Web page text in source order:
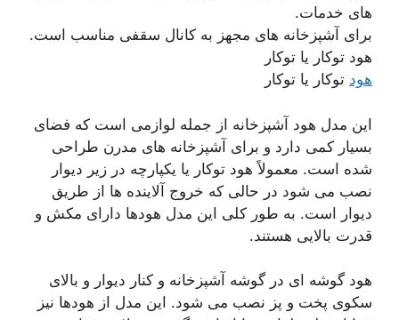
های خدمات.
برای آشپزخانه های مجهز به کانال سقفی مناسب است.
هود توکار یا توکار
هود توکار یا توکار
این مدل هود آشپزخانه از جمله لوازمی است که فضای
بسیار کمی دارد و برای آشپزخانه های مدرن طراحی
شده است. معمولاً هود توکار یا یکپارچه در زیر دیوار
نصب می شود در حالی که خروج آلاینده ها از طریق
دیوار است. به طور کلی این مدل هودها دارای مکش و
قدرت بالایی هستند.
هود گوشه ای در گوشه آشپزخانه و کنار دیوار و بالای
سکوی پخت و پز نصب می شود. این مدل از هودها نیز